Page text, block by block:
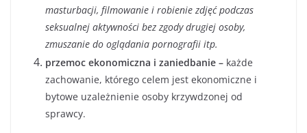
masturbacji, filmowanie i robienie zdjęć podczas
seksualnej aktywności bez zgody drugiej osoby,
zmuszanie do oglądania pornografii itp.
przemoc ekonomiczna i zaniedbanie – każde
zachowanie, którego celem jest ekonomiczne i
bytowe uzależnienie osoby krzywdzonej od
sprawcy.